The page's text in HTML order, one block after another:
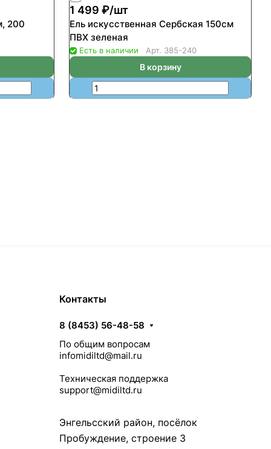
200
1 499 ₽/шт
Ель искусственная Сербская 150см
ПВХ зеленая
Есть в наличии Арт. 385-240
В корзину
Контакты
8 (8453) 56-48-58
По общим вопросам
infomidiltd@mail.ru
Техническая поддержка
support@midiltd.ru
Энгельсский район, посёлок
Пробуждение, строение 3